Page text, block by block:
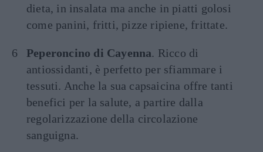
dieta, in insalata ma anche in piatti golosi
come panini, fritti, pizze ripiene, frittate.
Peperoncino di Cayenna. Ricco di
antiossidanti, è perfetto per sfiammare i
tessuti. Anche la sua capsaicina offre tanti
benefici per la salute, a partire dalla
regolarizzazione della circolazione
sanguigna.